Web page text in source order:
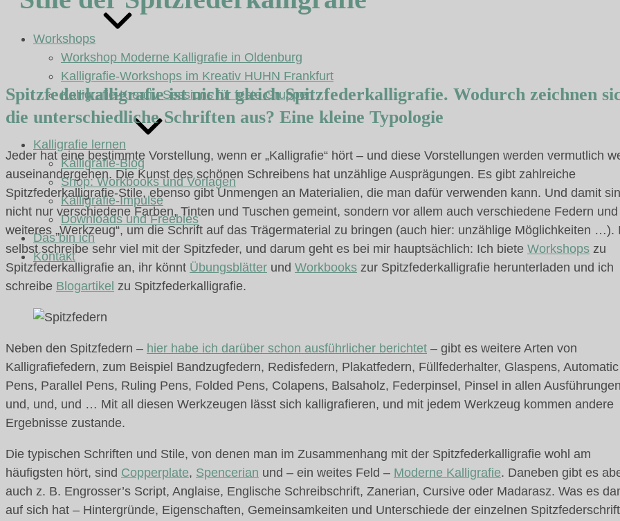
Workshops
Workshop Moderne Kalligrafie in Oldenburg
Kalligrafie-Workshops im Kreativ HUHN Frankfurt
Kalligrafie-Kreativ-Sessions für feste Gruppen
Kalligrafie lernen
Kalligrafie-Blog
Shop: Workbooks und Vorlagen
Kalligrafie-Impulse
Downloads und Freebies
Das bin ich
Kontakt
Spitzfederkalligrafie ist nicht gleich Spitzfederkalligrafie. Wodurch zeichnen
die unterschiedliche Schriften aus? Eine kleine Typologie
Jeder hat eine bestimmte Vorstellung, wenn er „Kalligrafie“ hört – und diese Vorstellungen werden vermutlich
auseinandergehen. Die Kunst des schönen Schreibens hat unzählige Ausprägungen. Es gibt zahlreiche
Spitzfederkalligrafie-Stile, ebenso gibt Unmengen an Materialien, die man dafür verwenden kann. Und damit
nicht nur verschiedene Farben, Tinten und Tuschen gemeint, sondern vor allem auch verschiedene Federn und
weiteres „Werkzeug“, um die Schrift auf das Trägermaterial zu bringen (auch hier: unzählige Möglichkeiten …).
selbst schreibe sehr viel mit der Spitzfeder, und darum geht es bei mir hauptsächlich: Ich biete Workshops zu
Spitzfederkalligrafie an, ihr könnt Übungsblätter und Workbooks zur Spitzfederkalligrafie herunterladen und ich
schreibe Blogartikel zu Spitzfederkalligrafie.
Neben den Spitzfedern – hier habe ich darüber schon ausführlicher berichtet – gibt es weitere Arten von
Kalligrafiefedern, zum Beispiel Bandzugfedern, Redisfedern, Plakatfedern, Füllfederhalter, Glaspens, Automatic
Pens, Parallel Pens, Ruling Pens, Folded Pens, Colapens, Balsaholz, Federpinsel, Pinsel in allen Ausführungen
und, und, und … Mit all diesen Werkzeugen lässt sich kalligrafieren, und mit jedem Werkzeug kommen andere
Ergebnisse zustande.
Die typischen Schriften und Stile, von denen man im Zusammenhang mit der Spitzfederkalligrafie wohl am
häufigsten hört, sind Copperplate, Spencerian und – ein weites Feld – Moderne Kalligrafie. Daneben gibt es
auch z. B. Engrosser’s Script, Anglaise, Englische Schreibschrift, Zanerian, Cursive oder Madarasz. Was es
auf sich hat – Hintergründe, Eigenschaften, Gemeinsamkeiten und Unterschiede der einzelnen